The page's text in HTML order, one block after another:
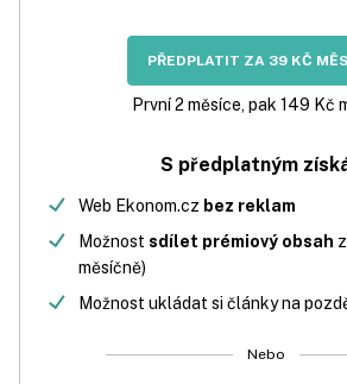
PŘEDPLATIT ZA 39 KČ
První 2 měsíce, pak 149 Kč
S předplatným
Web Ekonom.cz bez reklam
Možnost sdílet prémiový obsah
měsíčně)
Možnost ukládat si články na
Nebo